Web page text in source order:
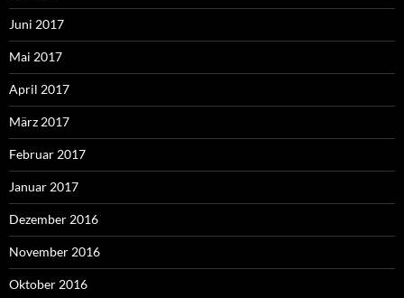
Juni 2017
Mai 2017
April 2017
März 2017
Februar 2017
Januar 2017
Dezember 2016
November 2016
Oktober 2016